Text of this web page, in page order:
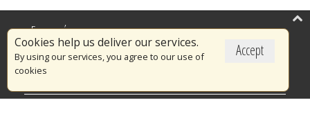
Accept
Cookies help us deliver our services.
By using our services, you agree to our use of
cookies
Επικαιρότητα
Το Πυροσβεστικό Σώμα